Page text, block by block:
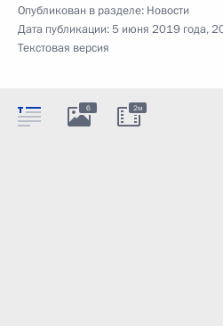
Опубликован в разделе: Новости
Дата публикации:5 июня 2019 года,
Текстовая версия
6 2м